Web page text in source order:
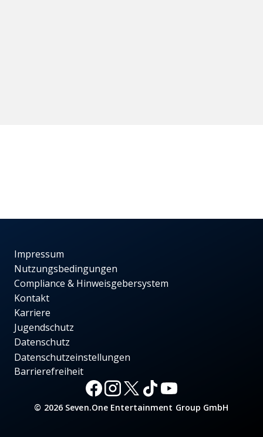
Impressum
Nutzungsbedingungen
Compliance & Hinweisgebersystem
Kontakt
Karriere
Jugendschutz
Datenschutz
Datenschutzeinstellungen
Barrierefreiheit
© 2026 Seven.One Entertainment Group GmbH